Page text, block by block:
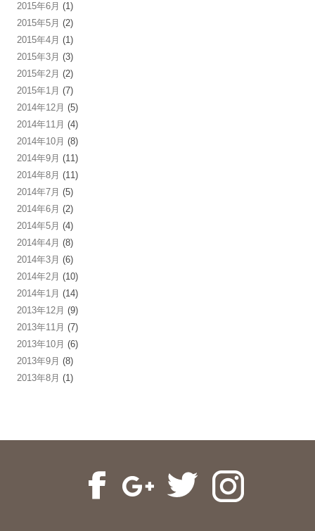
2015年6月 (1)
2015年5月 (2)
2015年4月 (1)
2015年3月 (3)
2015年2月 (2)
2015年1月 (7)
2014年12月 (5)
2014年11月 (4)
2014年10月 (8)
2014年9月 (11)
2014年8月 (11)
2014年7月 (5)
2014年6月 (2)
2014年5月 (4)
2014年4月 (8)
2014年3月 (6)
2014年2月 (10)
2014年1月 (14)
2013年12月 (9)
2013年11月 (7)
2013年10月 (6)
2013年9月 (8)
2013年8月 (1)